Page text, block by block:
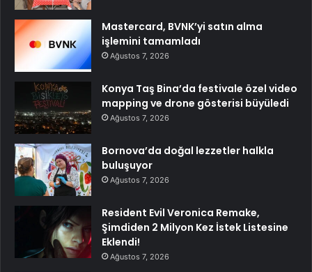
Mastercard, BVNK’yi satın alma
işlemini tamamladı
Ağustos 7, 2026
Konya Taş Bina’da festivale özel video
mapping ve drone gösterisi büyüledi
Ağustos 7, 2026
Bornova’da doğal lezzetler halkla
buluşuyor
Ağustos 7, 2026
Resident Evil Veronica Remake,
Şimdiden 2 Milyon Kez İstek Listesine
Eklendi!
Ağustos 7, 2026